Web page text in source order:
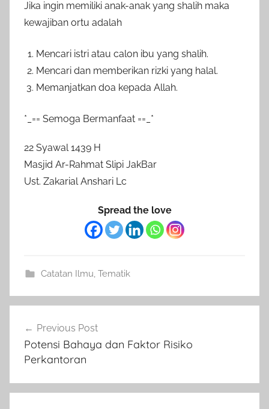
Jika ingin memiliki anak-anak yang shalih maka
kewajiban ortu adalah
Mencari istri atau calon ibu yang shalih.
Mencari dan memberikan rizki yang halal.
Memanjatkan doa kepada Allah.
*_== Semoga Bermanfaat ==_*
22 Syawal 1439 H
Masjid Ar-Rahmat Slipi JakBar
Ust. Zakarial Anshari Lc
Spread the love
Catatan Ilmu, Tematik
navigation
Previous Post
Potensi Bahaya dan Faktor Risiko
Perkantoran